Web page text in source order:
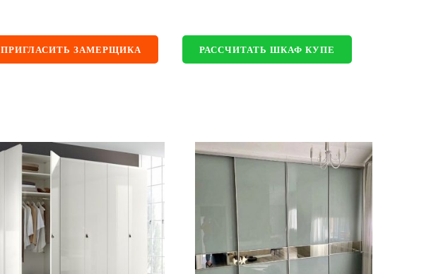
ПРИГЛАСИТЬ ЗАМЕРЩИКА РАССЧИТАТЬ ШКАФ КУПЕ